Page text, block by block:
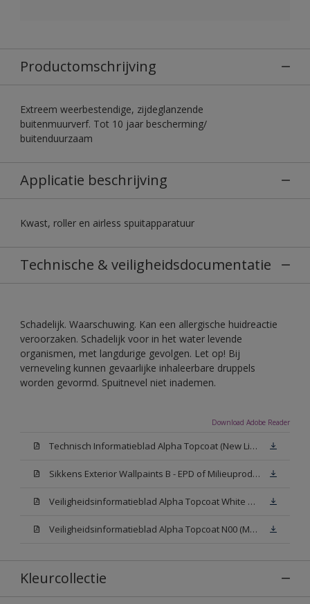
Productomschrijving
Extreem weerbestendige, zijdeglanzende
buitenmuurverf. Tot 10 jaar bescherming/
buitenduurzaam
Applicatie beschrijving
Kwast, roller en airless spuitapparatuur
Technische & veiligheidsdocumentatie
Schadelijk. Waarschuwing. Kan een allergische huidreactie
veroorzaken. Schadelijk voor in het water levende
organismen, met langdurige gevolgen. Let op! Bij
verneveling kunnen gevaarlijke inhaleerbare druppels
worden gevormd. Spuitnevel niet inademen.
Download Adobe Reader
Technisch Informatieblad Alpha Topcoat (New Livery) (PDF)
Sikkens Exterior Wallpaints B - EPD of Milieuproductverklaring
Veiligheidsinformatieblad Alpha Topcoat White W05 (MSDS)
Veiligheidsinformatieblad Alpha Topcoat N00 (MSDS)
Kleurcollectie